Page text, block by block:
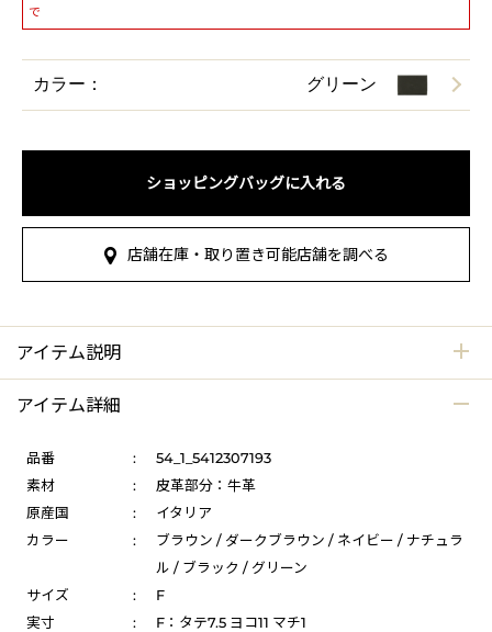
で
カラー： グリーン
ショッピングバッグに入れる
店舗在庫・取り置き可能店舗を調べる
アイテム説明
アイテム詳細
品番 :
54_1_5412307193
素材
:
皮革部分：牛革
原産国
:
イタリア
カラー
:
ブラウン / ダークブラウン / ネイビー / ナチュラ
ル / ブラック / グリーン
サイズ
:
F
実寸
: F：タテ7.5 ヨコ11 マチ1